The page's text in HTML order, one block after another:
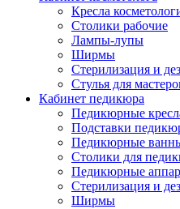
Кресла
Столики рабочие
Лампы-лупы
Ширмы
Стерилизация и
Стулья для
Кабинет педикюра
Педикюрные
Подставки
Педикюрные
Столики для
Педикюрные
Стерилизация и
Ширмы